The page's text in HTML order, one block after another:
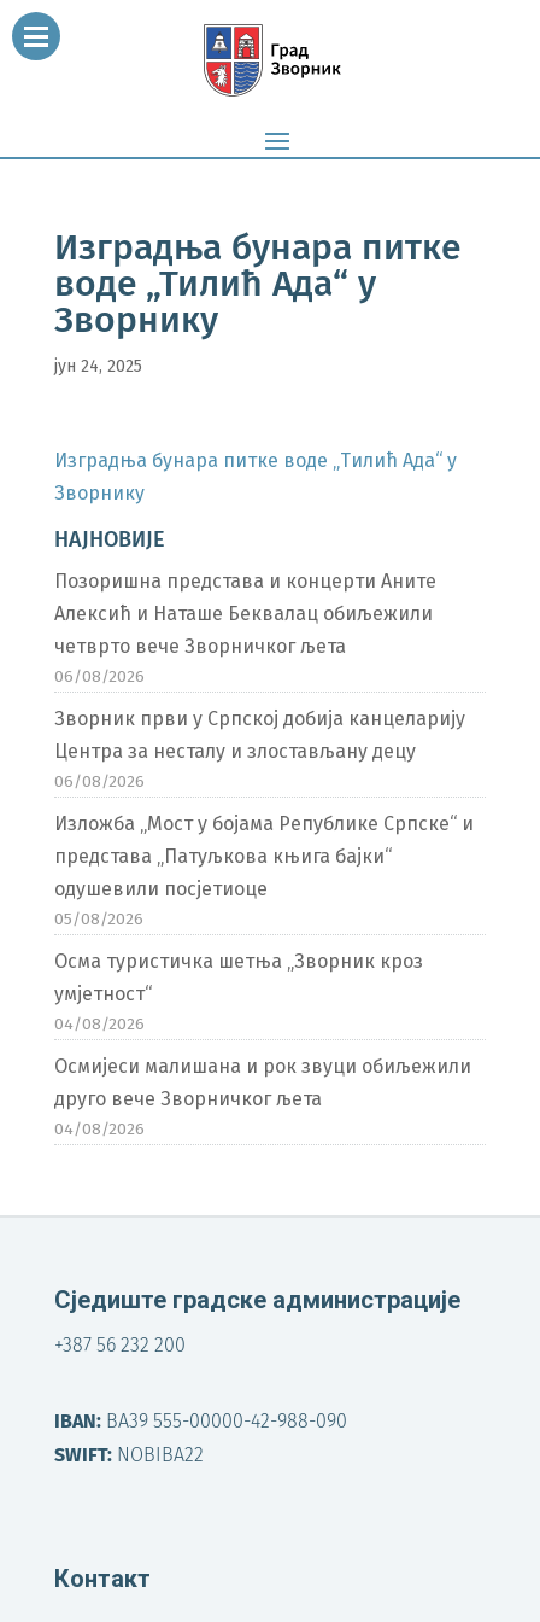
Изградња бунара питке
воде „Тилић Ада“ у
Зворнику
јун 24, 2025
Изградња бунара питке воде „Тилић Ада“ у
Зворнику
НАЈНОВИЈЕ
Позоришна представа и концерти Аните
Алексић и Наташе Беквалац обиљежили
четврто вече Зворничког љета
06/08/2026
Зворник први у Српској добија канцеларију
Центра за несталу и злостављану децу
06/08/2026
Изложба „Мост у бојама Републике Српске“ и
представа „Патуљкова књига бајки“
одушевили посјетиоце
05/08/2026
Осма туристичка шетња „Зворник кроз
умјетност“
04/08/2026
Осмијеси малишана и рок звуци обиљежили
друго вече Зворничког љета
04/08/2026
Сједиште градске администрације
+387 56 232 200
IBAN:BA39 555-00000-42-988-090
SWIFT:NOBIBA22
Контакт